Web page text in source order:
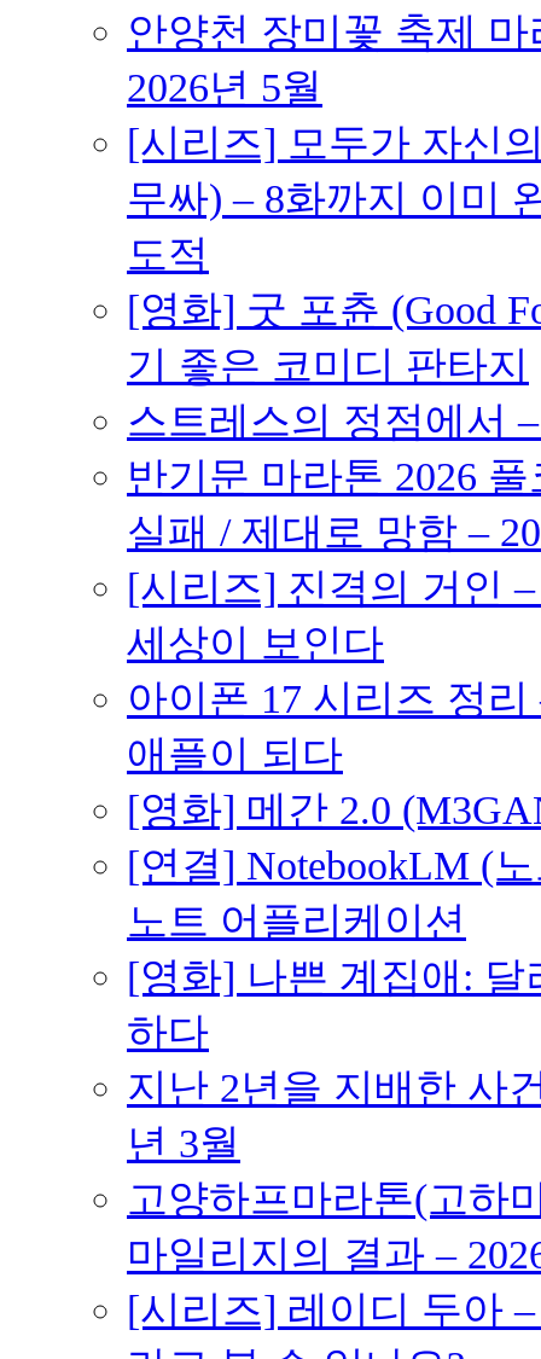
안양천 장미꽃 축제
2026년 5월
[시리즈] 모두가 자신
무싸) – 8화까지 이미
도적
[영화] 굿 포츈 (Good
기 좋은 코미디 판타지
스트레스의 정점에서
반기문 마라톤 2026
실패 / 제대로 망함 –
[시리즈] 진격의 거인
세상이 보인다
아이폰 17 시리즈 정
애플이 되다
[영화] 메간 2.0
[연결] NotebookLM (
노트 어플리케이션
[영화] 나쁜 계집애:
하다
지난 2년을 지배한 사
년 3월
고양하프마라톤(고하
마일리지의 결과 –
[시리즈] 레이디 두아